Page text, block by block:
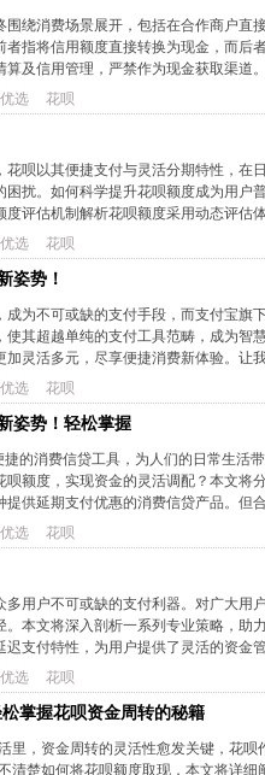
围绕消费场景展开，包括在合作商户直
指将信用额度直接转换为现金，而后
及信用管理，严禁作为现金获取渠道
选 花呗
呗以其便捷支付与灵活分期特性，在
扰。如何科学提升花呗额度成为用户
评估机制解析花呗额度采用动态评估
选 花呗
姿势！
为不可或缺的支付手段，而支付宝旗
其超越单纯的支付工具范畴，成为智
灵活多元，尽享便捷消费新体验。让
选 花呗
姿势！轻松掌握
的消费信贷工具，为人们的日常生活
额度，实现资金的灵活调配？本文将
供延期支付优惠的消费信贷产品。但
选 花呗
用户不可或缺的支付利器。对广大用
本文将深入剖析一系列专业策略，助
支付特性，为用户提供了灵活的资金
选 花呗
掌握花呗资金周转的秘籍
里，资金周转的灵活性愈发关键，花
清楚如何将花呗额度取现，本文将详